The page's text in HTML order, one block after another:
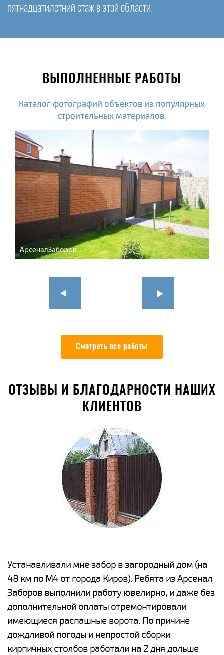
пятнадцатилетний стаж в этой области.
ВЫПОЛНЕННЫЕ РАБОТЫ
Каталог фотографий объектов из популярных
строительных материалов.
Смотреть все работы
ОТЗЫВЫ И БЛАГОДАРНОСТИ НАШИХ
КЛИЕНТОВ
Устанавливали мне забор в загородный дом (на
48 км по М4 от города Киров). Ребята из Арсенал
Заборов выполнили работу ювелирно, и даже без
дополнительной оплаты отремонтировали
имеющиеся распашные ворота. По причине
дождливой погоды и непростой сборки
кирпичных столбов работали на 2 дня дольше